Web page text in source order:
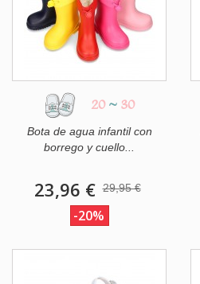
20 ~ 30
Bota de agua infantil con
borrego y cuello...
23,96 € 29,95 €
-20%